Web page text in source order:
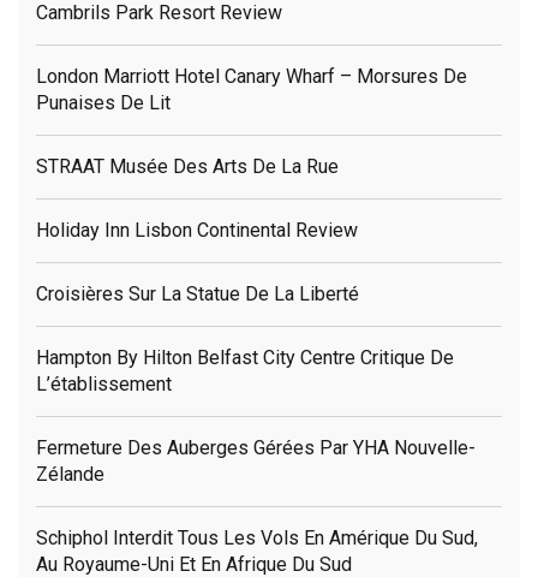
Cambrils Park Resort Review
London Marriott Hotel Canary Wharf – Morsures De
Punaises De Lit
STRAAT Musée Des Arts De La Rue
Holiday Inn Lisbon Continental Review
Croisières Sur La Statue De La Liberté
Hampton By Hilton Belfast City Centre Critique De
L’établissement
Fermeture Des Auberges Gérées Par YHA Nouvelle-
Zélande
Schiphol Interdit Tous Les Vols En Amérique Du Sud,
Au Royaume-Uni Et En Afrique Du Sud